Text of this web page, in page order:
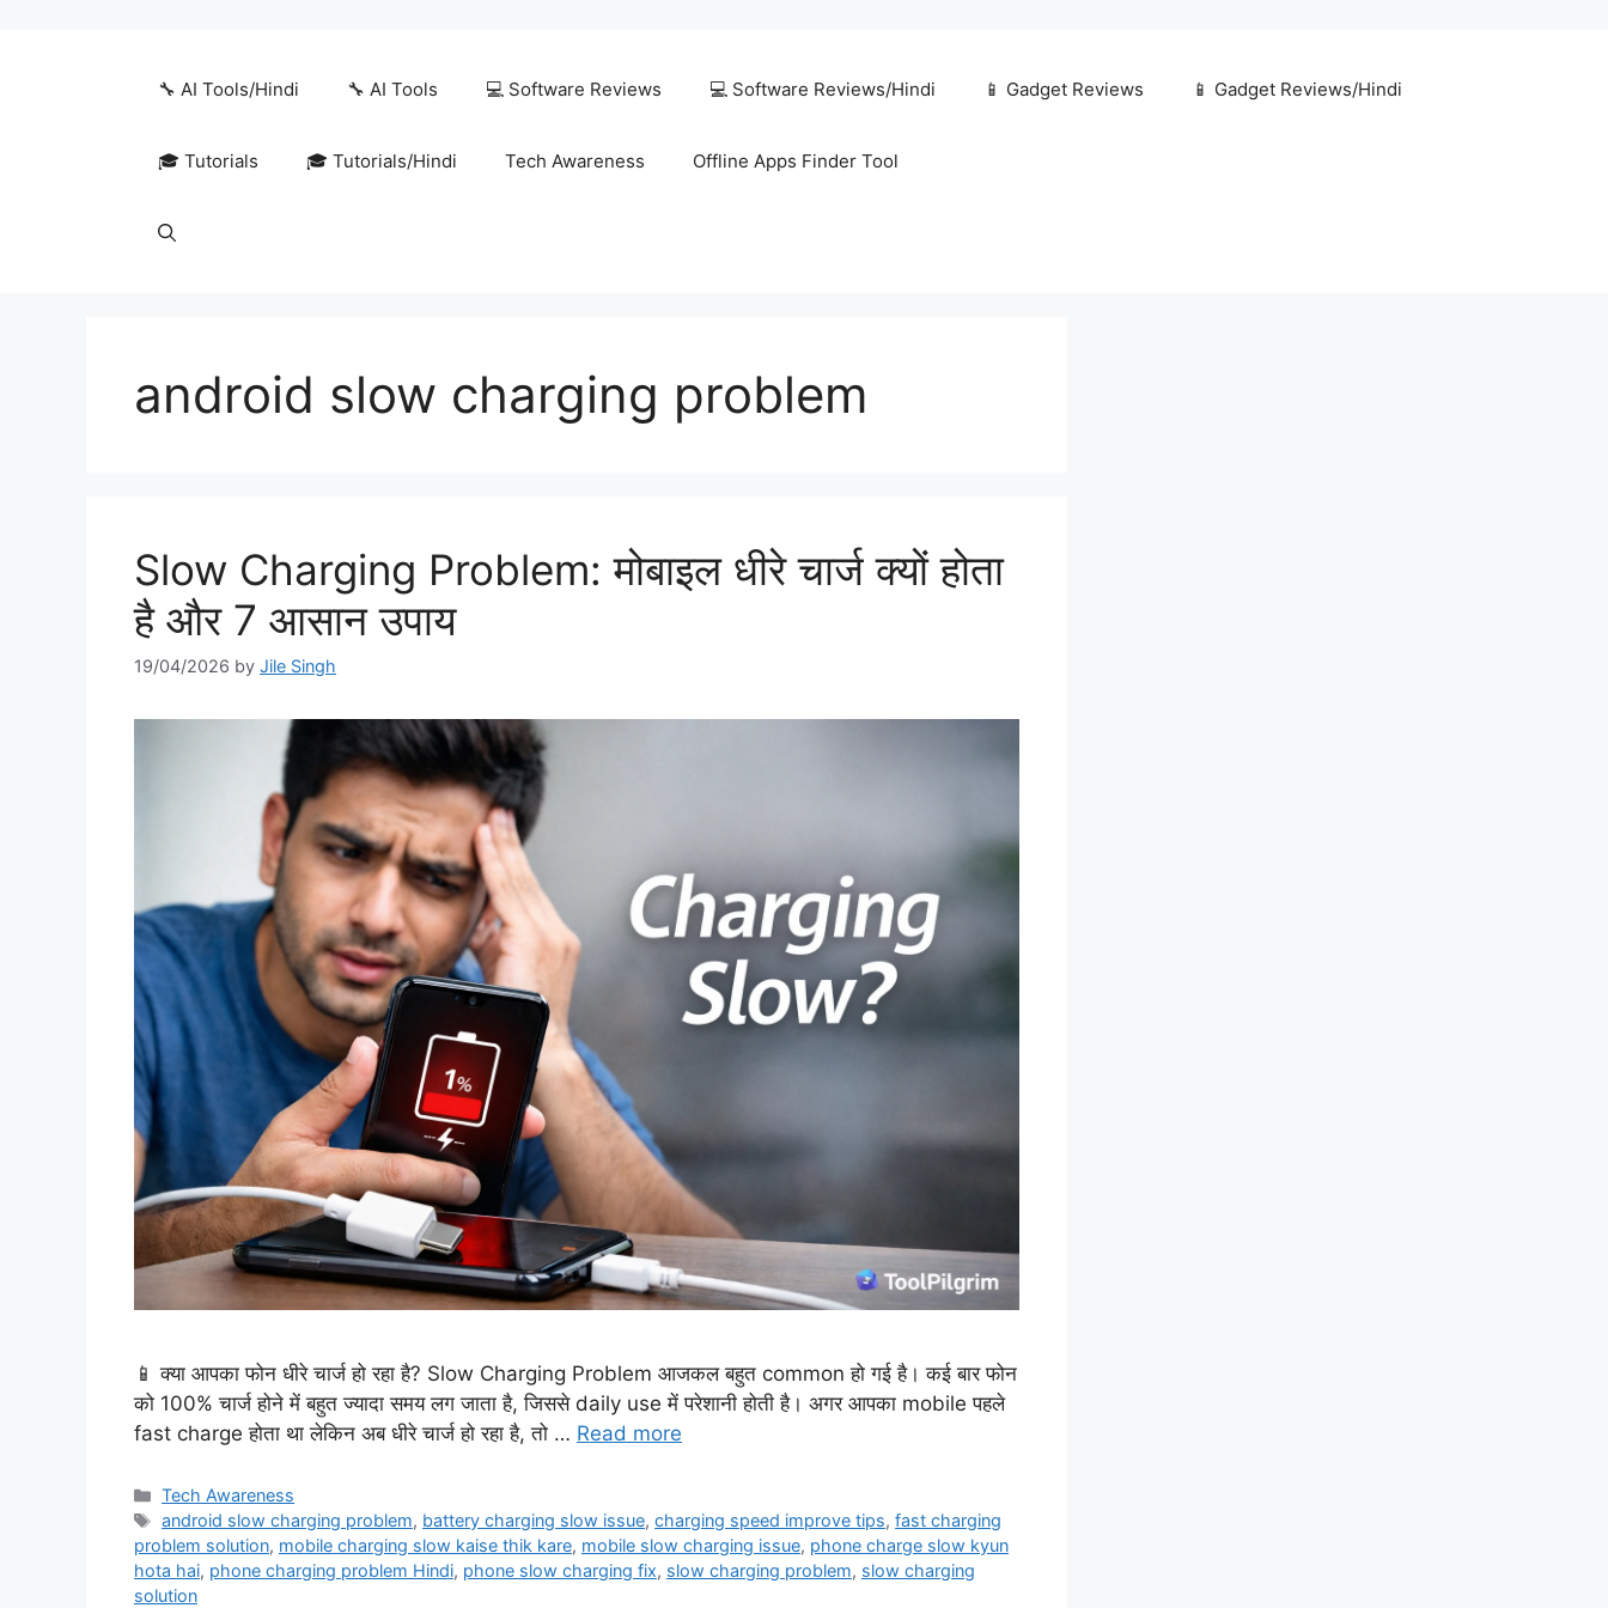
🔧 AI Tools/Hindi 🔧 AI Tools 💻 Software Reviews 💻 Software Reviews/Hindi 📱 Gadget Reviews 📱 Gadget Reviews/Hindi
🎓 Tutorials 🎓 Tutorials/Hindi Tech Awareness Offline Apps Finder Tool
android slow charging problem
Slow Charging Problem: मोबाइल धीरे चार्ज क्यों होता
है और 7 आसान उपाय
19/04/2026 by Jile Singh
📱 क्या आपका फोन धीरे चार्ज हो रहा है? Slow Charging Problem आजकल बहुत common हो गई है। कई बार फोन
को 100% चार्ज होने में बहुत ज्यादा समय लग जाता है, जिससे daily use में परेशानी होती है। अगर आपका mobile पहले
fast charge होता था लेकिन अब धीरे चार्ज हो रहा है, तो … Read more
Categories
Tech Awareness
Tags
android slow charging problem, battery charging slow issue,charging speed improve tips,fast charging
problem solution, mobile charging slow kaise thik kare, mobile slow charging issue, phone charge slow kyun
hota hai, phone charging problem Hindi, phone slow charging fix, slow charging problem, slow charging
solution